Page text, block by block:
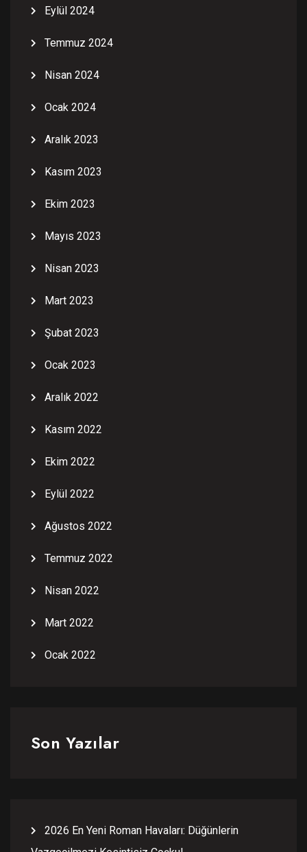
Eylül 2024
Temmuz 2024
Nisan 2024
Ocak 2024
Aralık 2023
Kasım 2023
Ekim 2023
Mayıs 2023
Nisan 2023
Mart 2023
Şubat 2023
Ocak 2023
Aralık 2022
Kasım 2022
Ekim 2022
Eylül 2022
Ağustos 2022
Temmuz 2022
Nisan 2022
Mart 2022
Ocak 2022
Son Yazılar
2026 En Yeni Roman Havaları: Düğünlerin